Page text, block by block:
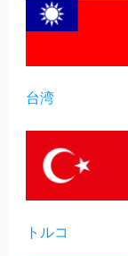
台湾
トルコ